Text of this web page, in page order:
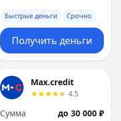
Сочи
Сургут
Т
Тверь
Тольятти
Томск
Тула
Тюмень
Сочи
Сургут
Т
Тверь
Тольятти
Томск
Тула
Тюмень
Быстрые деньги Срочно
Получить деньги
Max.credit
4.5
Сумма
до 30 000 ₽